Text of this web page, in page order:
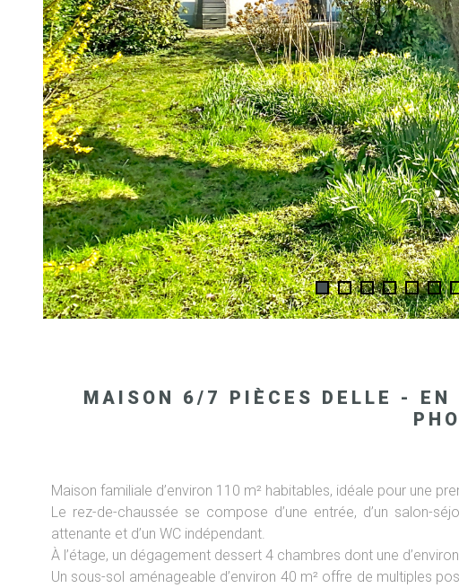
MAISON 6/7 PIÈCES DELLE - EN
Maison familiale d’environ 110 m² habitables, idéale pour une
Le rez-de-chaussée se compose d’une entrée, d’un salon-
attenante et d’un WC indépendant.
À l’étage, un dégagement dessert 4 chambres dont une
Un sous-sol aménageable d’environ 40 m² offre de multiples